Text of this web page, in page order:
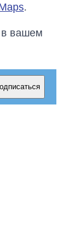
.
в вашем
СВР